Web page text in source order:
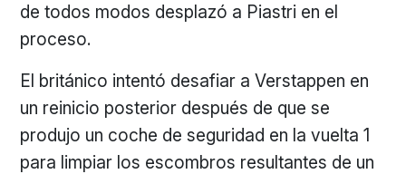
de todos modos desplazó a Piastri en el
proceso.
El británico intentó desafiar a Verstappen en
un reinicio posterior después de que se
produjo un coche de seguridad en la vuelta 1
para limpiar los escombros resultantes de un